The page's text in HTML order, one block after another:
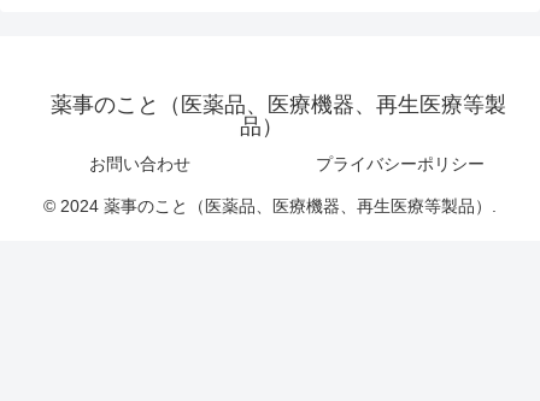
薬事のこと（医薬品、医療機器、再生医療等製
品）
お問い合わせ プライバシーポリシー
© 2024 薬事のこと（医薬品、医療機器、再生医療等製品）.